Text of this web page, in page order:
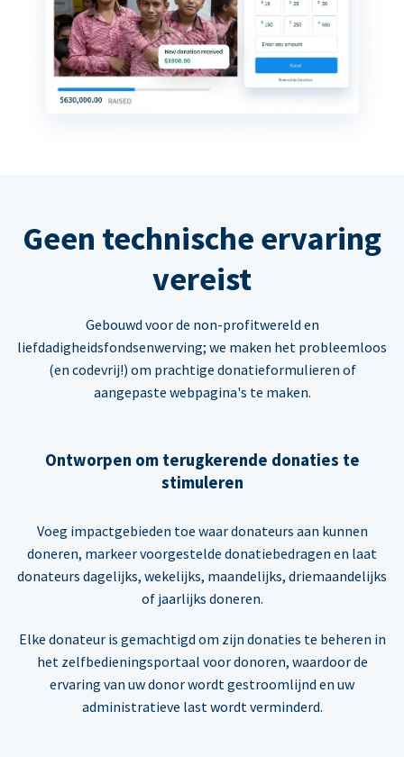
Geen technische ervaring
vereist
Gebouwd voor de non-profitwereld en
liefdadigheidsfondsenwerving; we maken het probleemloos
(en codevrij!) om prachtige donatieformulieren of
aangepaste webpagina's te maken.
Ontworpen om terugkerende donaties te
stimuleren
Voeg impactgebieden toe waar donateurs aan kunnen
doneren, markeer voorgestelde donatiebedragen en laat
donateurs dagelijks, wekelijks, maandelijks, driemaandelijks
of jaarlijks doneren.
Elke donateur is gemachtigd om zijn donaties te beheren in
het zelfbedieningsportaal voor donoren, waardoor de
ervaring van uw donor wordt gestroomlijnd en uw
administratieve last wordt verminderd.